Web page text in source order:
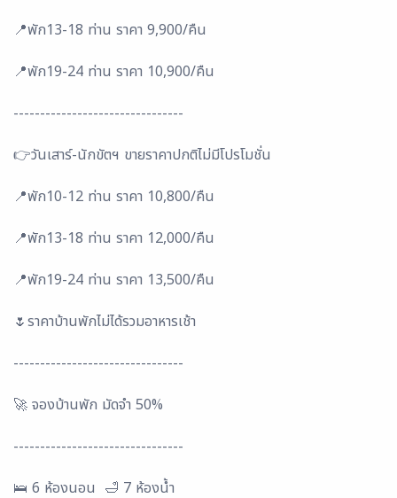
📍พัก13-18 ท่าน ราคา 9,900/คืน
📍พัก19-24 ท่าน ราคา 10,900/คืน
--------------------------------
👉วันเสาร์-นักขัตฯ ขายราคาปกติไม่มีโปรโมชั่น
📍พัก10-12 ท่าน ราคา 10,800/คืน
📍พัก13-18 ท่าน ราคา 12,000/คืน
📍พัก19-24 ท่าน ราคา 13,500/คืน
🌷ราคาบ้านพักไม่ได้รวมอาหารเช้า
--------------------------------
🚀 จองบ้านพัก มัดจำ 50%
--------------------------------
🛌 6 ห้องนอน 🛁 7 ห้องน้ำ